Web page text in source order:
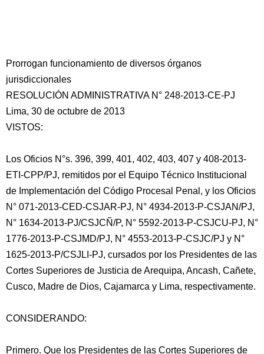
Prorrogan funcionamiento de diversos órganos
jurisdiccionales
RESOLUCIÓN ADMINISTRATIVA N° 248-2013-CE-PJ
Lima, 30 de octubre de 2013
VISTOS:
Los Oficios N°s. 396, 399, 401, 402, 403, 407 y 408-2013-
ETI-CPP/PJ, remitidos por el Equipo Técnico Institucional
de Implementación del Código Procesal Penal, y los Oficios
N° 071-2013-CED-CSJAR-PJ, N° 4934-2013-P-CSJAN/PJ,
N° 1634-2013-PJ/CSJCÑ/P, N° 5592-2013-P-CSJCU-PJ, N°
1776-2013-P-CSJMD/PJ, N° 4553-2013-P-CSJC/PJ y N°
1625-2013-P/CSJLI-PJ, cursados por los Presidentes de las
Cortes Superiores de Justicia de Arequipa, Ancash, Cañete,
Cusco, Madre de Dios, Cajamarca y Lima, respectivamente.
CONSIDERANDO:
Primero. Que los Presidentes de las Cortes Superiores de